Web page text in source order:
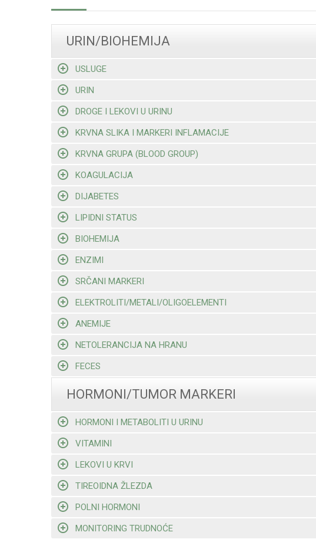
URIN/BIOHEMIJA
USLUGE
URIN
DROGE I LEKOVI U URINU
KRVNA SLIKA I MARKERI INFLAMACIJE
KRVNA GRUPA (BLOOD GROUP)
KOAGULACIJA
DIJABETES
LIPIDNI STATUS
BIOHEMIJA
ENZIMI
SRČANI MARKERI
ELEKTROLITI/METALI/OLIGOELEMENTI
ANEMIJE
NETOLERANCIJA NA HRANU
FECES
HORMONI/TUMOR MARKERI
HORMONI I METABOLITI U URINU
VITAMINI
LEKOVI U KRVI
TIREOIDNA ŽLEZDA
POLNI HORMONI
MONITORING TRUDNOĆE